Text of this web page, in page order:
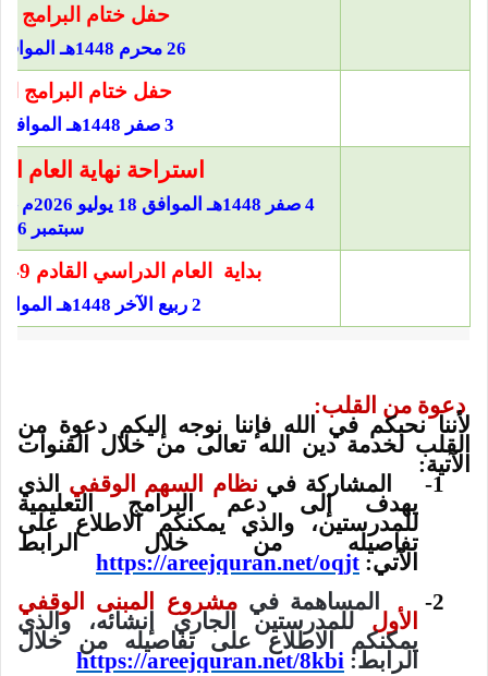
حفل ختام البرامج
26 محرم 1448هـ الموافق 11 يوليو 2026م.
حفل ختام البرامج
3 صفر 1448هـ الموافق 17 يوليو 2026م.
استراحة نهاية
سبتمبر 2026م.
بداية العام الدراسي القادم 1448/1449هـ (2026-2027م)
2 ربيع الآخر 1448هـ الموافق 13 سبتمبر 2026م.
دعوة من القلب:
لأننا نحبكم في الله فإننا نوجه إليكم دعوة من
القلب لخدمة دين الله تعالى من خلال القنوات
الآتية:
1- المشاركة في نظام السهم الوقفي الذي
يهدف إلى دعم البرامج التعليمية
للمدرستين، والذي يمكنكم الاطلاع على
تفاصيله من خلال الرابط
الآتي: https://areejquran.net/oqjt
2-
المساهمة فيمشروع المبنى الوقفي
الأولللمدرستين الجاري إنشائه، والذي
يمكنكم الاطلاع على تفاصيله من خلال
الرابط: https://areejquran.net/8kbi